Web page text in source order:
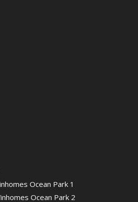
Ocean Park 1
Ocean Park 2